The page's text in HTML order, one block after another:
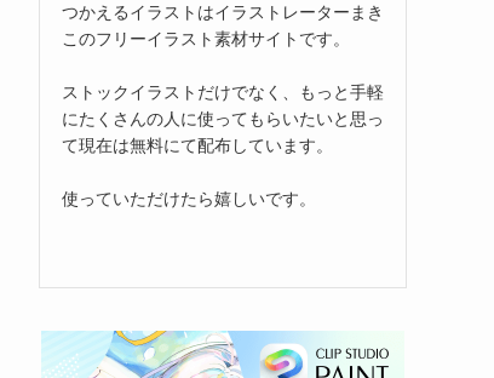
つかえるイラストはイラストレーターまき
このフリーイラスト素材サイトです。
ストックイラストだけでなく、もっと手軽
にたくさんの人に使ってもらいたいと思っ
て現在は無料にて配布しています。
使っていただけたら嬉しいです。